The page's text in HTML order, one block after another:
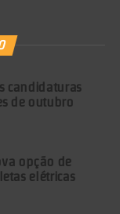
candidaturas
de outubro
opção de
elétricas